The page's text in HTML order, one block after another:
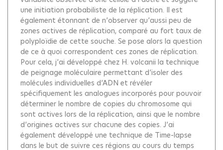
une initiation probabiliste de la réplication. Il est
également étonnant de n’observer qu’aussi peu de
zones actives de réplication, comparé au fort taux de
polyploïdie de cette souche. Se pose alors la question
de ce à quoi correspondent ces zones de réplication.
Pour cela, j’ai développé chez H. volcanii la technique
de peignage moléculaire permettant d’isoler des
molécules individuelles d’ADN et révéler
spécifiquement les analogues incorporés pour pouvoir
déterminer le nombre de copies du chromosome qui
sont actives lors de la réplication, ainsi que le nombre
d’origines actives sur chacune des copies. J’ai
également développé une technique de Time-lapse
dans le but de suivre ces régions au cours du temps